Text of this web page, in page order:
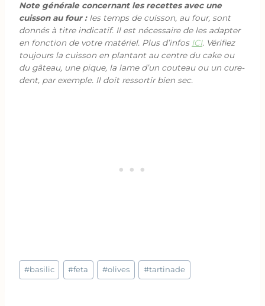
Note générale concernant les recettes avec une
cuisson au four :les temps de cuisson, au four, sont
donnés à titre indicatif. Il est nécessaire de les adapter
en fonction de votre matériel. Plus d’infos ICI. Vérifiez
toujours la cuisson en plantant au centre du cake ou
du gâteau, une pique, la lame d’un couteau ou un cure-
dent, par exemple. Il doit ressortir bien sec.
Étiquettes
de
#basilic #feta #olives #tartinade